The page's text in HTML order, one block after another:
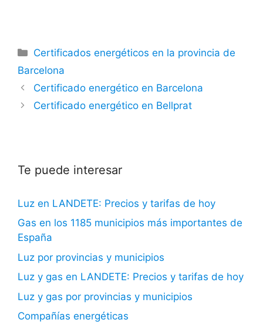
Categorías
Certificados energéticos en la provincia de
Barcelona
Certificado energético en Barcelona
Certificado energético en Bellprat
Te puede interesar
Luz en LANDETE: Precios y tarifas de hoy
Gas en los 1185 municipios más importantes de
España
Luz por provincias y municipios
Luz y gas en LANDETE: Precios y tarifas de hoy
Luz y gas por provincias y municipios
Compañías energéticas